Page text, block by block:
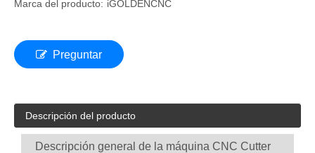
Marca del producto: iGOLDENCNC
Preguntar
Descripción del producto
Descripción general de la máquina CNC Cutter